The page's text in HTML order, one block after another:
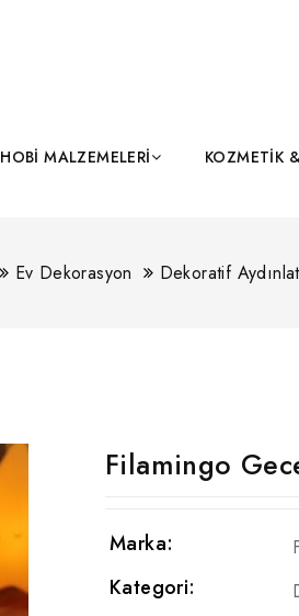
HOBI MALZEMELERI KOZMETIK
Ev Dekorasyon Dekoratif
Filamingo
Marka:
Kategori: